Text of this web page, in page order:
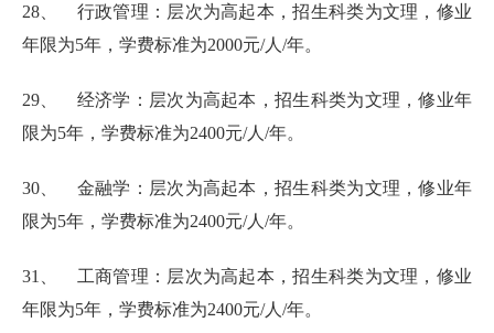
28、 行政管理：层次为高起本，招生科类为文理，修业
年限为5年，学费标准为2000元/人/年。
29、 经济学：层次为高起本，招生科类为文理，修业年
限为5年，学费标准为2400元/人/年。
30、 金融学：层次为高起本，招生科类为文理，修业年
限为5年，学费标准为2400元/人/年。
31、 工商管理：层次为高起本，招生科类为文理，修业
年限为5年，学费标准为2400元/人/年。